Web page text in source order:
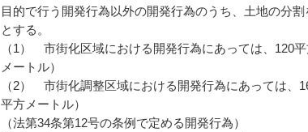
目的で行う開発行為以外の開発行為のうち、土地の分
とする。
（1） 市街化区域における開発行為にあっては、120
メートル）
（2） 市街化調整区域における開発行為にあっては、
平方メートル）
（法第34条第12号の条例で定める開発行為）